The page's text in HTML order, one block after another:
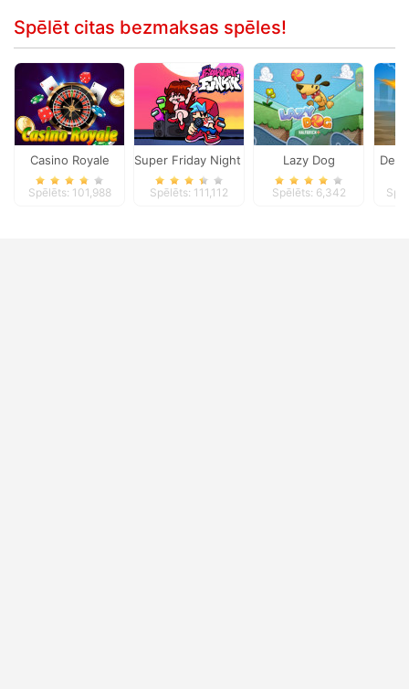
Spēlēt citas bezmaksas spēles!
Casino Royale
Spēlēts: 101,988
Super Friday Night Funki
Spēlēts: 111,112
Lazy Dog
Spēlēts: 6,342